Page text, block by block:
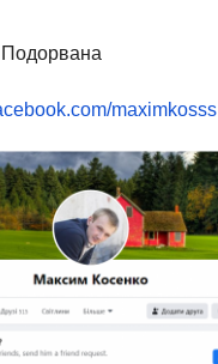
Подорвана
maximkosss